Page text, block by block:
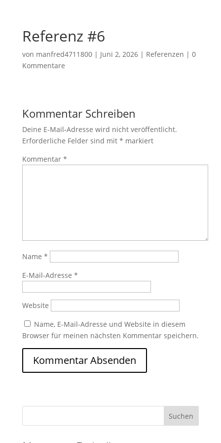
Referenz #6
von manfred4711800| Juni 2, 2026| Referenzen | 0
Kommentare
Kommentar Schreiben
Deine E-Mail-Adresse wird nicht veröffentlicht.
Erforderliche Felder sind mit * markiert
Kommentar *
Name *
E-Mail-Adresse *
Website
Name, E-Mail-Adresse und Website in diesem
Browser für meinen nächsten Kommentar speichern.
Suchen